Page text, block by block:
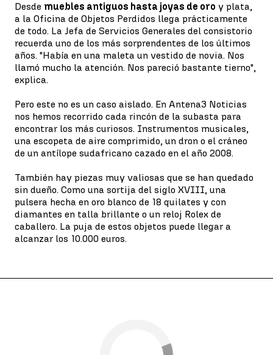
Desde muebles antiguos hasta joyas de oro y plata,
a la Oficina de Objetos Perdidos llega prácticamente
de todo. La Jefa de Servicios Generales del consistorio
recuerda uno de los más sorprendentes de los últimos
años. "Había en una maleta un vestido de novia. Nos
llamó mucho la atención. Nos pareció bastante tierno",
explica.
Pero este no es un caso aislado. En Antena3 Noticias
nos hemos recorrido cada rincón de la subasta para
encontrar los más curiosos. Instrumentos musicales,
una escopeta de aire comprimido, un dron o el cráneo
de un antílope sudafricano cazado en el año 2008.
También hay piezas muy valiosas que se han quedado
sin dueño. Como una sortija del siglo XVIII, una
pulsera hecha en oro blanco de 18 quilates y con
diamantes en talla brillante o un reloj Rolex de
caballero. La puja de estos objetos puede llegar a
alcanzar los 10.000 euros.